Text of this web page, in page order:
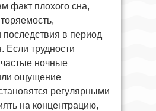
факт плохого сна,
последствия в период
Если трудности
ночные
ощущение
регулярными
на концентрацию,